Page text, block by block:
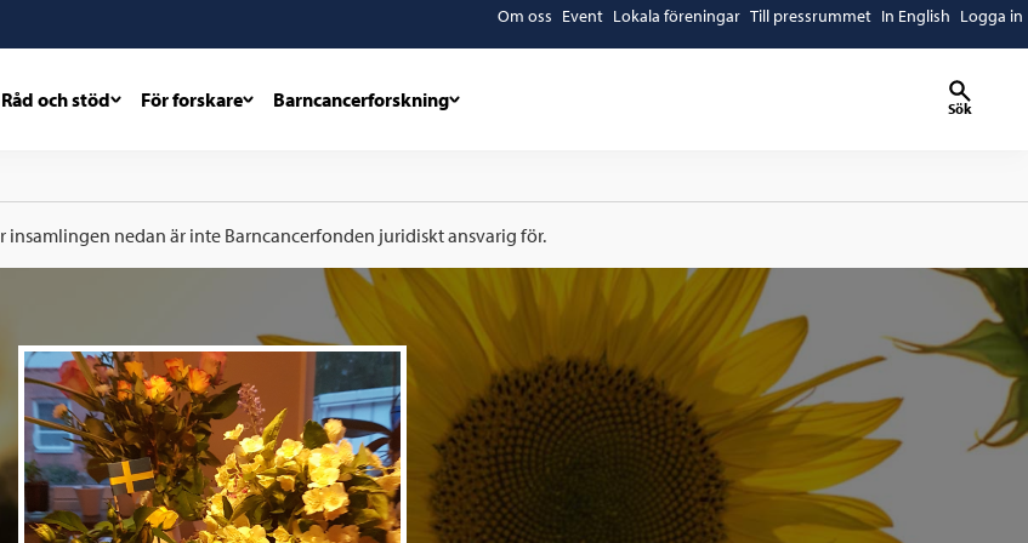
Om oss Event Lokala föreningar Till pressrummet In English Logga in
Råd och stöd För forskare Barncancerforskning Sök
insamlingen nedan är inte Barncancerfonden juridiskt ansvarig för.